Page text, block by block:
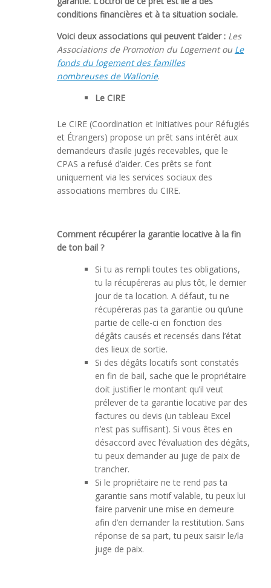
conditions financières et à ta situation sociale.
Voici deux associations qui peuvent t’aider : Les
Associations de Promotion du Logement ou Le
fonds du logement des familles
nombreuses deWallonie.
Le CIRE
Le CIRE (Coordination et Initiatives pour Réfugiés
et Étrangers) propose un prêt sans intérêt aux
demandeurs d’asile jugés recevables, que le
CPAS a refusé d’aider. Ces prêts se font
uniquement via les services sociaux des
associations membres du CIRE.
Comment récupérer la garantie locative à la fin
de ton bail ?
Si tu as rempli toutes tes obligations,
tu la récupéreras au plus tôt, le dernier
jour de ta location. A défaut, tu ne
récupéreras pas ta garantie ou qu’une
partie de celle-ci en fonction des
dégâts causés et recensés dans l’état
des lieux de sortie.
Si des dégâts locatifs sont constatés
en fin de bail, sache que le propriétaire
doit justifier le montant qu’il veut
prélever de ta garantie locative par des
factures ou devis (un tableau Excel
n’est pas suffisant). Si vous êtes en
désaccord avec l’évaluation des dégâts,
tu peux demander au juge de paix de
trancher.
Si le propriétaire ne te rend pas ta
garantie sans motif valable, tu peux lui
faire parvenir une mise en demeure
afin d’en demander la restitution. Sans
réponse de sa part, tu peux saisir le/la
juge de paix.